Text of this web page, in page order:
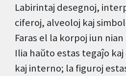
Labirintaj desegnoj,
ciferoj, alveoloj kaj
Faras el la korpoj iun
Ilia haŭto estas tegaĵo
kaj interno; la figuroj